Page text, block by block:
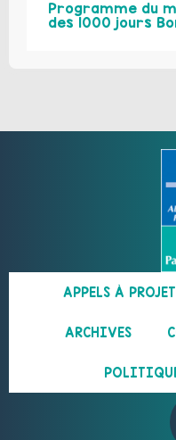
Programme du
des 1000 jours
APPELS À
ARCHIVES